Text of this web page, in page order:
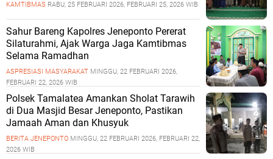
KAMTIBMAS RABU, 25 FEBRUARI 2026, FEBRUARI 25, 2026 WIB
Sahur Bareng Kapolres Jeneponto Pererat
Silaturahmi, Ajak Warga Jaga Kamtibmas
Selama Ramadhan
ASPRESIASI MASYARAKAT MINGGU, 22 FEBRUARI 2026,
FEBRUARI 22, 2026 WIB
Polsek Tamalatea Amankan Sholat Tarawih
di Dua Masjid Besar Jeneponto, Pastikan
Jamaah Aman dan Khusyuk
BERITA JENEPONTO MINGGU, 22 FEBRUARI 2026, FEBRUARI 22,
2026 WIB